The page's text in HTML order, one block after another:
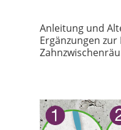
Anleitung und
Ergänzungen